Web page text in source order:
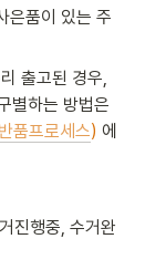
은품이 있는 주
출고된 경우,
별하는 방법은
품프로세스) 에
진행중, 수거완